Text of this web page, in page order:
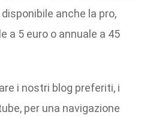
anche la pro,
a 5 euro o annuale a 45
i nostri blog preferiti, i
per una navigazione